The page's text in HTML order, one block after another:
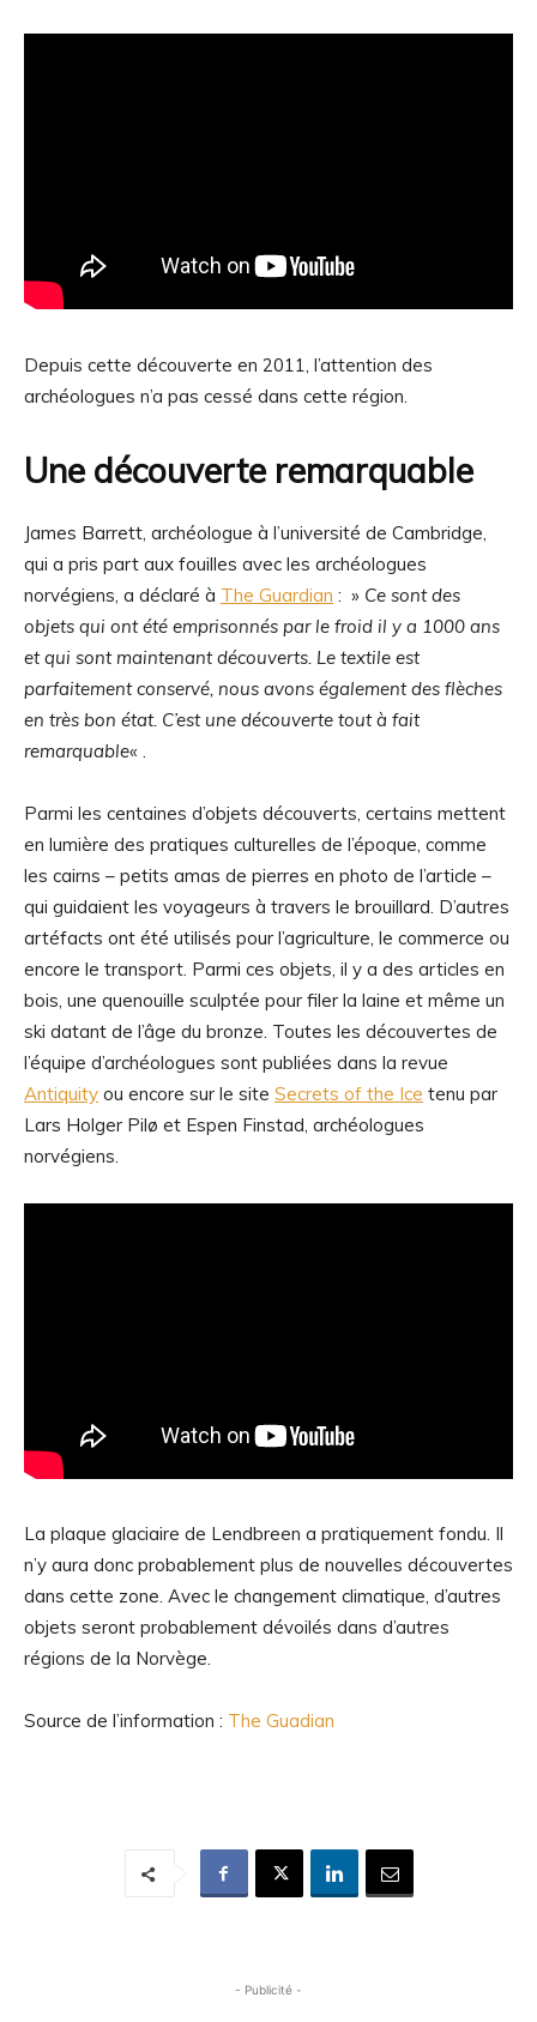
Depuis cette découverte en 2011, l’attention des
archéologues n’a pas cessé dans cette région.
Une découverte remarquable
James Barrett, archéologue à l’université de Cambridge,
qui a pris part aux fouilles avec les archéologues
norvégiens, a déclaré à The Guardian : » Ce sont des
objets qui ont été emprisonnés par le froid il y a 1000 ans
et qui sont maintenant découverts. Le textile est
parfaitement conservé, nous avons également des flèches
en très bon état. C’est une découverte tout à fait
remarquable« .
Parmi les centaines d’objets découverts, certains mettent
en lumière des pratiques culturelles de l’époque, comme
les cairns – petits amas de pierres en photo de l’article –
qui guidaient les voyageurs à travers le brouillard. D’autres
artéfacts ont été utilisés pour l’agriculture, le commerce ou
encore le transport. Parmi ces objets, il y a des articles en
bois, une quenouille sculptée pour filer la laine et même un
ski datant de l’âge du bronze. Toutes les découvertes de
l’équipe d’archéologues sont publiées dans la revue
Antiquity ou encore sur le site Secrets of the Ice tenu par
Lars Holger Pilø et Espen Finstad, archéologues
norvégiens.
La plaque glaciaire de Lendbreen a pratiquement fondu. Il
n’y aura donc probablement plus de nouvelles découvertes
dans cette zone. Avec le changement climatique, d’autres
objets seront probablement dévoilés dans d’autres
régions de la Norvège.
Source de l’information : The Guadian
- Publicité -